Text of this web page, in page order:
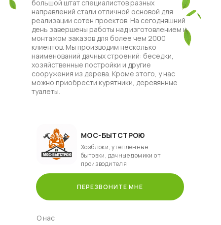
большой штат специалистов разных
направлений стали отличной основой для
реализации сотен проектов. На сегодняшний
день завершены работы над изготовлением и
монтажом заказов для более чем 2000
клиентов. Мы производим несколько
наименований дачных строений: беседки,
хозяйственные постройки и другие
сооружения из дерева. Кроме этого, у нас
можно приобрести курятники, деревянные
туалеты.
МОС-БЫТСТРОЮ
Хозблоки, утеплённые
бытовки, дачные домики от
производителя
ПЕРЕЗВОНИТЕ МНЕ
О нас